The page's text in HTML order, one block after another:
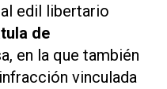
edil libertario
de
en la que también
vinculada